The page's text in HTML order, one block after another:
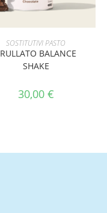
SCEGLI
SOSTITUTIVI PASTO
BALANCE
SHAKE
30,00 €